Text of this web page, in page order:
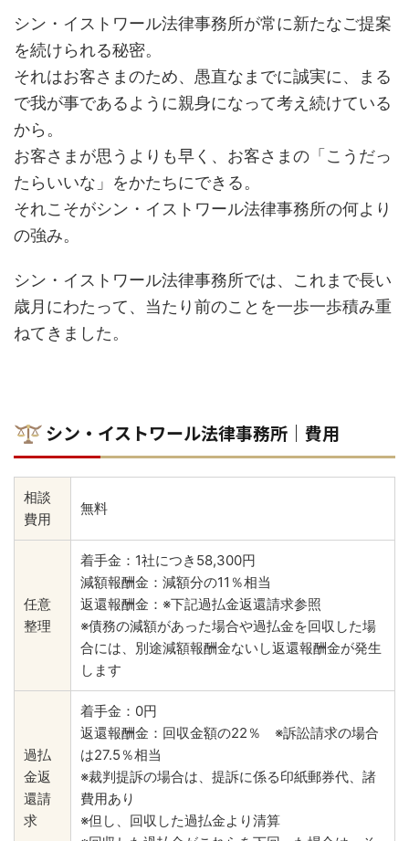
シン・イストワール法律事務所が常に新たなご提案
を続けられる秘密。
それはお客さまのため、愚直なまでに誠実に、まる
で我が事であるように親身になって考え続けている
から。
お客さまが思うよりも早く、お客さまの「こうだっ
たらいいな」をかたちにできる。
それこそがシン・イストワール法律事務所の何より
の強み。
シン・イストワール法律事務所では、これまで長い
歳月にわたって、当たり前のことを一歩一歩積み重
ねてきました。
シン・イストワール法律事務所｜費用
相談
費用
無料
任意
整理
着手金：1社につき58,300円
減額報酬金：減額分の11％相当
返還報酬金：※下記過払金返還請求参照
※債務の減額があった場合や過払金を回収した場
合には、別途減額報酬金ないし返還報酬金が発生
します
過払
金返
還請
求
着手金：0円
返還報酬金：回収金額の22％ ※訴訟請求の場合
は27.5％相当
※裁判提訴の場合は、提訴に係る印紙郵券代、諸
費用あり
※但し、回収した過払金より清算